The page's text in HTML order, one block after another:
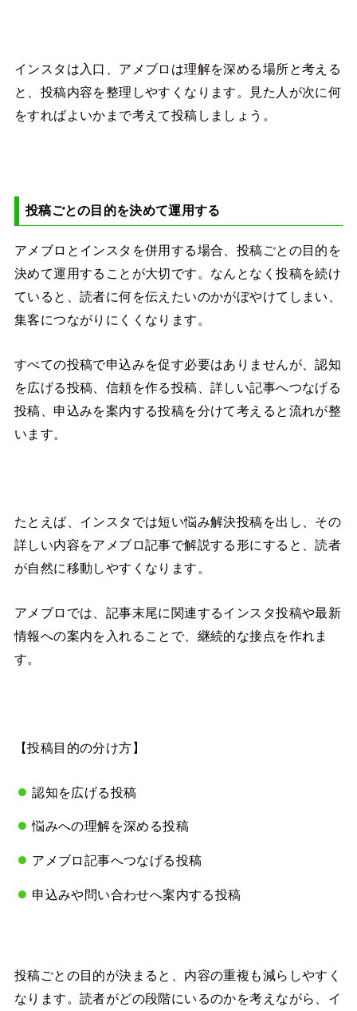
インスタは入口、アメブロは理解を深める場所と考える
と、投稿内容を整理しやすくなります。見た人が次に何
をすればよいかまで考えて投稿しましょう。
投稿ごとの目的を決めて運用する
アメブロとインスタを併用する場合、投稿ごとの目的を
決めて運用することが大切です。なんとなく投稿を続け
ていると、読者に何を伝えたいのかがぼやけてしまい、
集客につながりにくくなります。
すべての投稿で申込みを促す必要はありませんが、認知
を広げる投稿、信頼を作る投稿、詳しい記事へつなげる
投稿、申込みを案内する投稿を分けて考えると流れが整
います。
たとえば、インスタでは短い悩み解決投稿を出し、その
詳しい内容をアメブロ記事で解説する形にすると、読者
が自然に移動しやすくなります。
アメブロでは、記事末尾に関連するインスタ投稿や最新
情報への案内を入れることで、継続的な接点を作れま
す。
【投稿目的の分け方】
認知を広げる投稿
悩みへの理解を深める投稿
アメブロ記事へつなげる投稿
申込みや問い合わせへ案内する投稿
投稿ごとの目的が決まると、内容の重複も減らしやすく
なります。読者がどの段階にいるのかを考えながら、イ